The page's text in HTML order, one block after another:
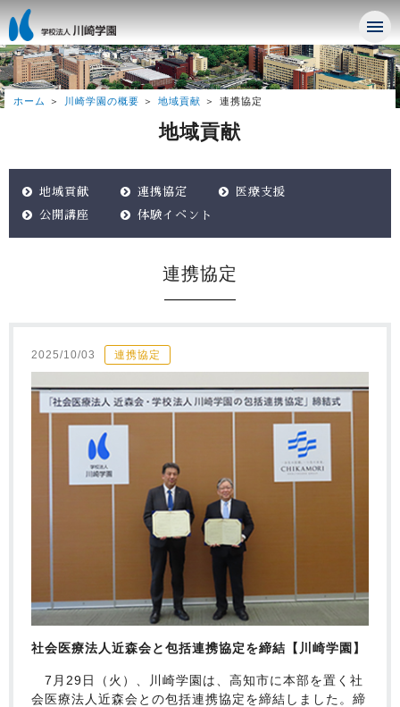
ホーム 川崎学園の概要 地域貢献 連携協定
地域貢献
地域貢献 連携協定
医療支援
公開講座
体験イベント
連携協定
2025/10/03 連携協定
社会医療法人近森会と包括連携協定を締結【川崎学園】
7月29日（火）、川崎学園は、高知市に本部を置く社
会医療法人近森会との包括連携協定を締結しました。締